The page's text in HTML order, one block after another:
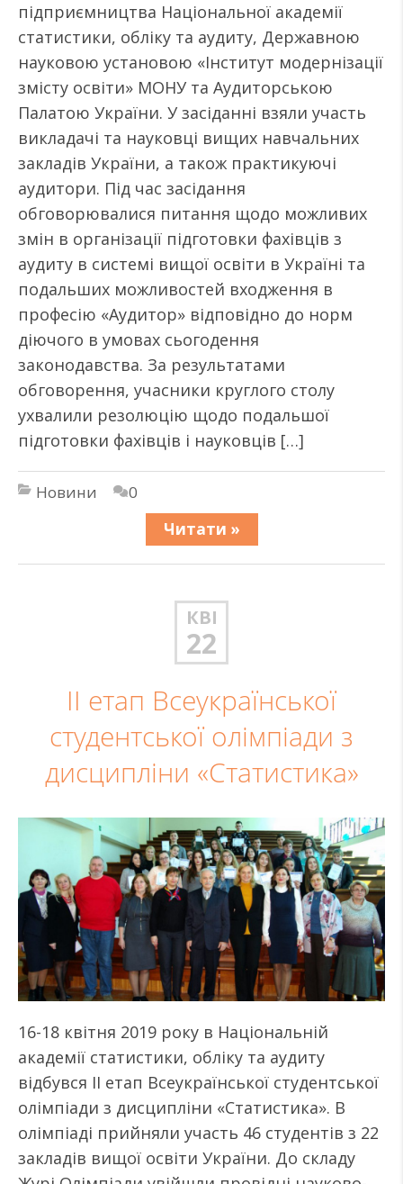
підприємництва Національної академії
статистики, обліку та аудиту, Державною
науковою установою «Інститут модернізації
змісту освіти» МОНУ та Аудиторською
Палатою України. У засіданні взяли участь
викладачі та науковці вищих навчальних
закладів України, а також практикуючі
аудитори. Під час засідання
обговорювалися питання щодо можливих
змін в організації підготовки фахівців з
аудиту в системі вищої освіти в Україні та
подальших можливостей входження в
професію «Аудитор» відповідно до норм
діючого в умовах сьогодення
законодавства. За результатами
обговорення, учасники круглого столу
ухвалили резолюцію щодо подальшої
підготовки фахівців і науковців […]
Новини
0
Читати »
КВІ
22
ІІ етап Всеукраїнської
студентської олімпіади з
дисципліни «Статистика»
16-18 квітня 2019 року в Національній
академії статистики, обліку та аудиту
відбувся ІІ етап Всеукраїнської студентської
олімпіади з дисципліни «Статистика». В
олімпіаді прийняли участь 46 студентів з 22
закладів вищої освіти України. До складу